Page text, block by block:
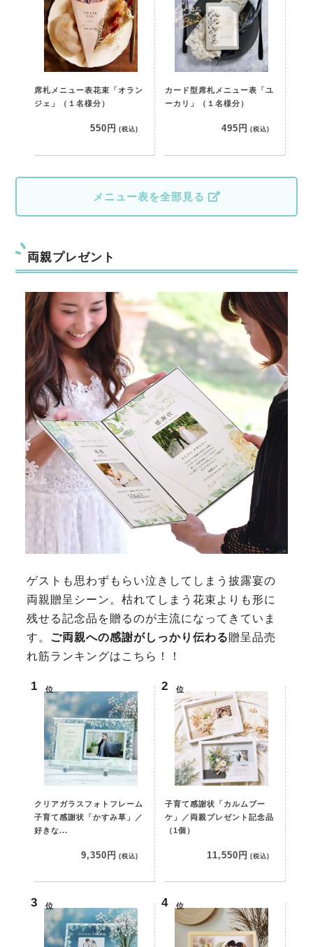
席札メニュー表花束「オラン
ジェ」（１名様分）
550円 (税込)
カード型席札メニュー表「ユ
ーカリ」（１名様分）
495円 (税込)
メニュー表を全部見る
両親プレゼント
ゲストも思わずもらい泣きしてしまう披露宴の
両親贈呈シーン。枯れてしまう花束よりも形に
残せる記念品を贈るのが主流になってきていま
す。 ご両親への感謝がしっかり伝わる贈呈品売
れ筋ランキングはこちら！！
位
クリアガラスフォトフレーム
子育て感謝状「かすみ草」／
好きな...
9,350円 (税込)
位
子育て感謝状「カルムブー
ケ」／両親プレゼント記念品
（1個）
11,550円 (税込)
位 位